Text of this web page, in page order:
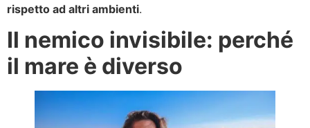
rispetto ad altri ambienti.
Il nemico invisibile: perché
il mare è diverso